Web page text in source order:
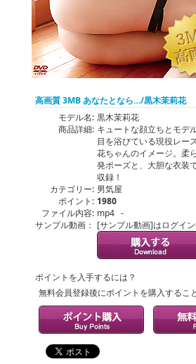
高画質 3MB あなたとなら…/黒木茉莉花
モデル名: 黒木茉莉花
商品詳細: キュートな顔立ちとモデ
目を浴びている現役レー
花ちゃんのイメージ。柔
発ポーズと、大胆な衣装
収録！
カテゴリー: 男気屋
ポイント: 1980
ファイル内容: mp4 -
サンプル動画： [サンプル動画]はログイン
ポイントを入手するには？
無料会員登録後にポイントを購入するこ